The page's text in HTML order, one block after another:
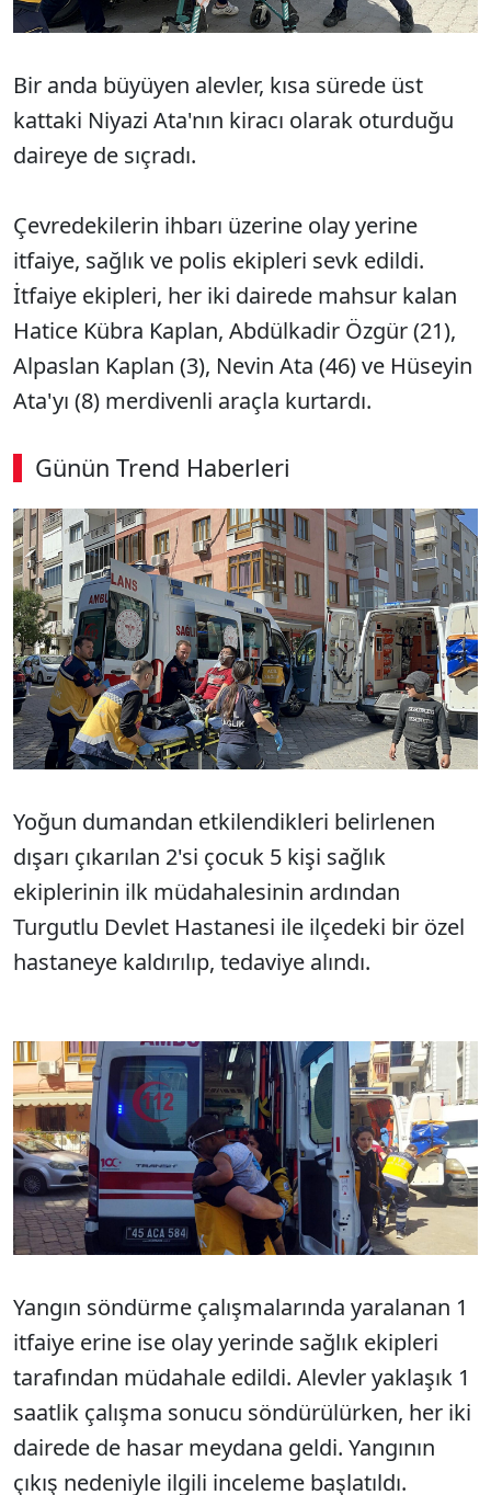
Bir anda büyüyen alevler, kısa sürede üst
kattaki Niyazi Ata'nın kiracı olarak oturduğu
daireye de sıçradı.
Çevredekilerin ihbarı üzerine olay yerine
itfaiye, sağlık ve polis ekipleri sevk edildi.
İtfaiye ekipleri, her iki dairede mahsur kalan
Hatice Kübra Kaplan, Abdülkadir Özgür (21),
Alpaslan Kaplan (3), Nevin Ata (46) ve Hüseyin
Ata'yı (8) merdivenli araçla kurtardı.
Günün Trend Haberleri
00:02 / 08:06
Sesi Aç
Yoğun dumandan etkilendikleri belirlenen
dışarı çıkarılan 2'si çocuk 5 kişi sağlık
ekiplerinin ilk müdahalesinin ardından
Turgutlu Devlet Hastanesi ile ilçedeki bir özel
hastaneye kaldırılıp, tedaviye alındı.
Yangın söndürme çalışmalarında yaralanan 1
itfaiye erine ise olay yerinde sağlık ekipleri
tarafından müdahale edildi. Alevler yaklaşık 1
saatlik çalışma sonucu söndürülürken, her iki
dairede de hasar meydana geldi. Yangının
çıkış nedeniyle ilgili inceleme başlatıldı.